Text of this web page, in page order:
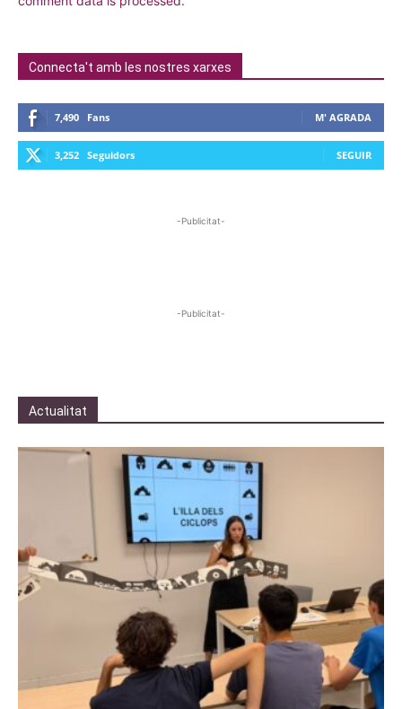
Connecta't amb les nostres xarxes
7,490 Fans M' AGRADA
3,252 Seguidors SEGUIR
-Publicitat-
-Publicitat-
Actualitat